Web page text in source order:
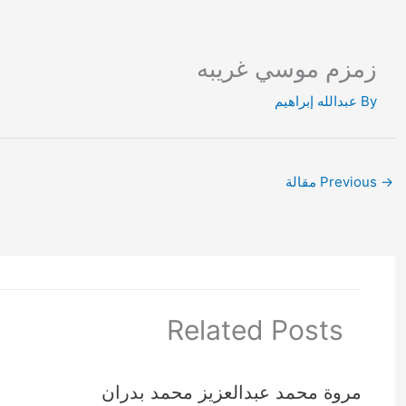
زمزم موسي غريبه
By عبدالله إبراهيم
→
Related Posts
مروة محمد عبدالعزيز محمد بدران